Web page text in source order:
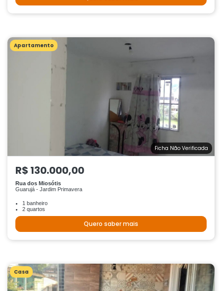
Apartamento
Ficha Não Verificada
R$ 130.000,00
Rua dos Miosótis
Guarujá - Jardim Primavera
1 banheiro
2 quartos
Quero saber mais
Casa